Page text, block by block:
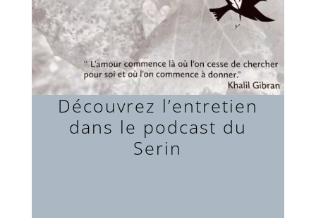
Découvrez l’entretien
dans le podcast du
Serin